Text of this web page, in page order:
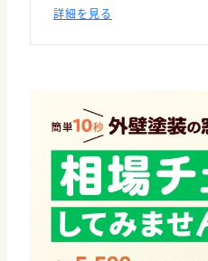
詳細を見る